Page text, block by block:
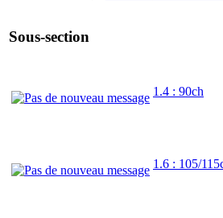
Sous-section
1.4 : 90ch
1.6 : 105/